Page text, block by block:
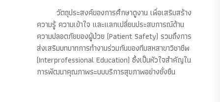
วัตถุประสงค์ของการศึกษาดูงาน เพื่อเสริมสร้าง
ความรู้ ความเข้าใจ และแลกเปลี่ยนประสบการณ์ด้าน
ความปลอดภัยของผู้ป่วย (Patient Safety) รวมถึงการ
ส่งเสริมบทบาทการทำงานร่วมกันของทีมสหสาขาวิชาชีพ
(Interprofessional Education) ซึ่งเป็นหัวใจสำคัญใน
การพัฒนาคุณภาพระบบบริการสุขภาพอย่างยั่งยืน